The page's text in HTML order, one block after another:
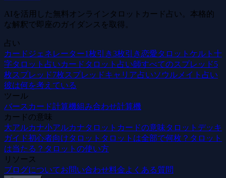
AIを活用した無料オンラインタロットカード占い。本格的
な解釈で即座のガイダンスを取得。
占い
カードジェネレーター1枚引き3枚引き恋愛タロット ケルト十
字タロット占いカード タロット占い師すべてのスプレッド5
枚スプレッド7枚スプレッドキャリア占いソウルメイト占い
彼は何を考えている
ツール
バースカード計算機組み合わせ計算機
カードの意味
大アルカナ小アルカナタロットカードの意味タロットデッキ
ガイド初心者向けタロット タロットは全部で何枚？ タロット
は当たる？ タロットの使い方
リソース
ブログについてお問い合わせ料金よくある質問